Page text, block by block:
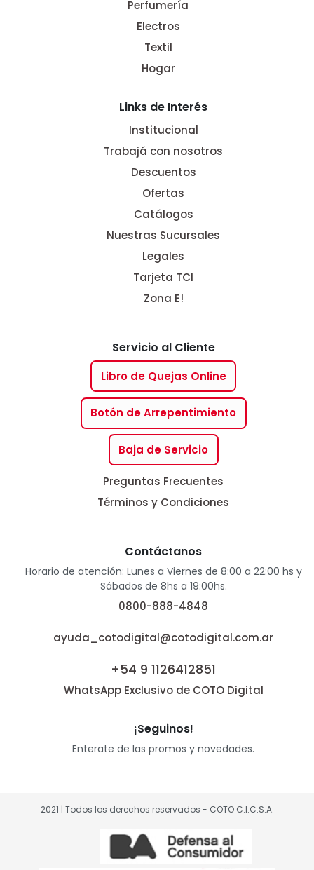
Perfumería
Electros
Textil
Hogar
Links de Interés
Institucional
Trabajá con nosotros
Descuentos
Ofertas
Catálogos
Nuestras Sucursales
Legales
Tarjeta TCI
Zona E!
Servicio al Cliente
Libro de Quejas Online
Botón de Arrepentimiento
Baja de Servicio
Preguntas Frecuentes
Términos y Condiciones
Contáctanos
Horario de atención: Lunes a Viernes de 8:00 a 22:00 hs y
Sábados de 8hs a 19:00hs.
0800-888-4848
ayuda_cotodigital@cotodigital.com.ar
+54 9 1126412851
WhatsApp Exclusivo de COTO Digital
¡Seguinos!
Enterate de las promos y novedades.
2021 | Todos los derechos reservados - COTO C.I.C.S.A.